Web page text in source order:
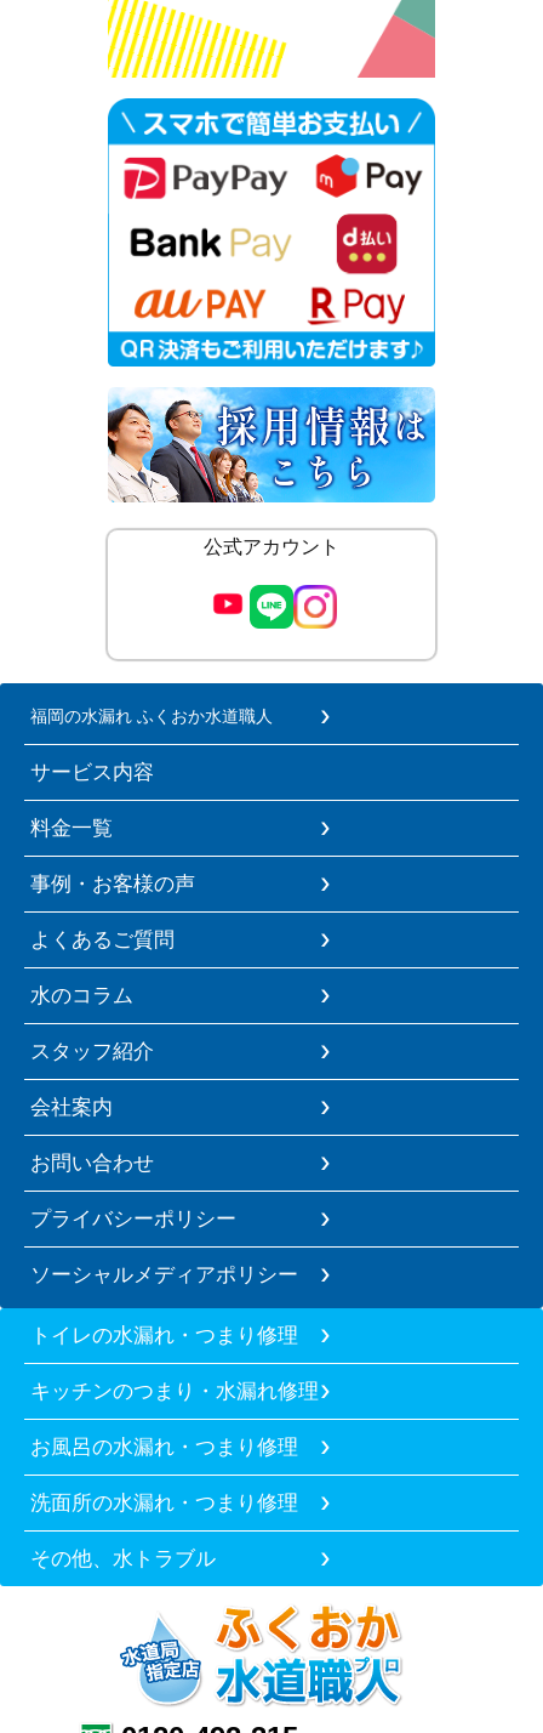
公式アカウント
福岡の水漏れ ふくおか水道職人
サービス内容
料金一覧
事例・お客様の声
よくあるご質問
水のコラム
スタッフ紹介
会社案内
お問い合わせ
プライバシーポリシー
ソーシャルメディアポリシー
トイレの水漏れ・つまり修理
キッチンのつまり・水漏れ修理
お風呂の水漏れ・つまり修理
洗面所の水漏れ・つまり修理
その他、水トラブル